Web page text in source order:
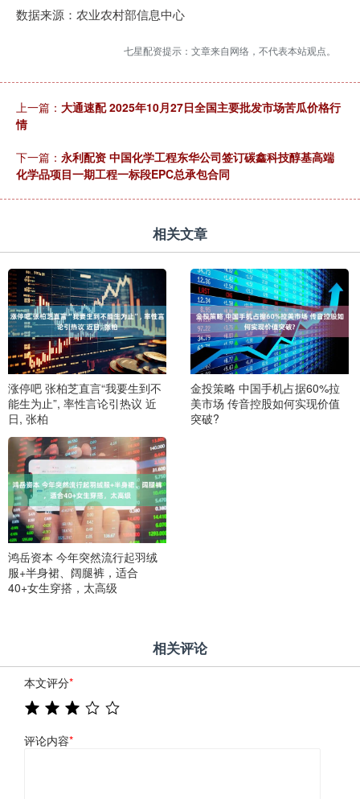
数据来源：农业农村部信息中心
七星配资提示：文章来自网络，不代表本站观点。
上一篇： 大通速配 2025年10月27日全国主要批发市场苦瓜价格行
情
下一篇： 永利配资 中国化学工程东华公司签订碳鑫科技醇基高端
化学品项目一期工程一标段EPC总承包合同
相关文章
涨停吧 张柏芝直言“我要生到不
能生为止”, 率性言论引热议 近
日, 张柏
金投策略 中国手机占据60%拉
美市场 传音控股如何实现价值
突破?
鸿岳资本 今年突然流行起羽绒
服+半身裙、阔腿裤，适合
40+女生穿搭，太高级
相关评论
本文评分*
评论内容*